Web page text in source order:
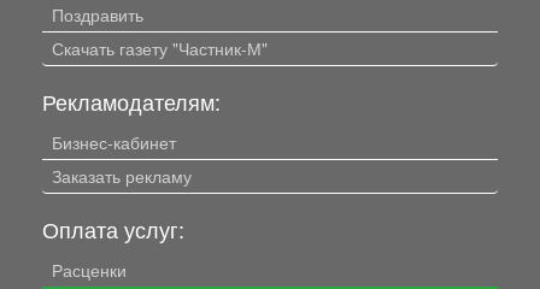
Поздравить
Скачать газету "Частник-М"
Рекламодателям:
Бизнес-кабинет
Заказать рекламу
Оплата услуг:
Расценки